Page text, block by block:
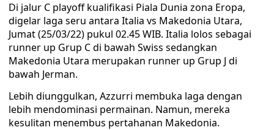
Di jalur C playoff kualifikasi Piala Dunia zona Eropa,
digelar laga seru antara Italia vs Makedonia Utara,
Jumat (25/03/22) pukul 02.45 WIB. Italia lolos sebagai
runner up Grup C di bawah Swiss sedangkan
Makedonia Utara merupakan runner up Grup J di
bawah Jerman.
Lebih diunggulkan, Azzurri membuka laga dengan
lebih mendominasi permainan. Namun, mereka
kesulitan menembus pertahanan Makedonia.